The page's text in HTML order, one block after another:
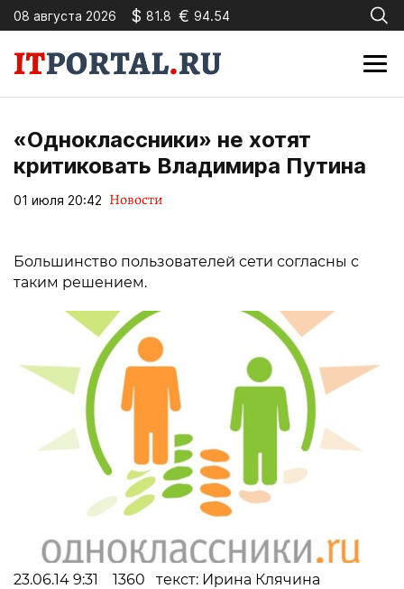
08 августа 2026 $ 81.8 € 94.54
«Одноклассники» не хотят
критиковать Владимира Путина
01 июля 20:42 Новости
Большинство пользователей сети согласны с
таким решением.
23.06.14 9:31 1360 текст: Ирина Клячина